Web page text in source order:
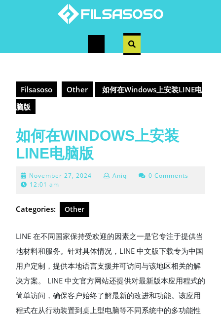
Open
Filsasoso Other
如何在Windows上安装LINE电
脑版
如何在WINDOWS上安装
LINE电脑版
November 27, 2024 November
Aniq
0 Comments
12:01 am
Categories: Other
LINE 在不同国家保持受欢迎的因素之一是它专注于提供当
地材料和服务。针对具体情况，LINE 中文版下载专为中国
用户定制，提供本地语言支援并可访问与该地区相关的解
决方案。 LINE 中文官方网站还提供对最新版本应用程式的
简单访问，确保客户始终了解最新的改进和功能。该应用
程式在从行动装置到桌上型电脑等不同系统中的多功能性